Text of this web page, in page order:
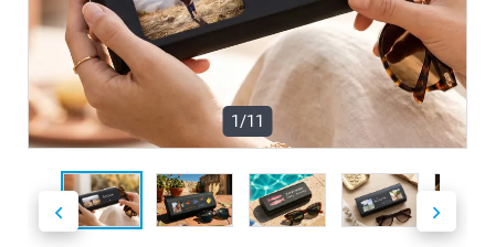
1/11